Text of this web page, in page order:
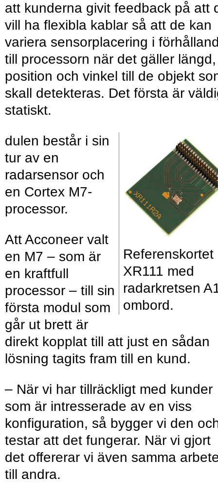
att kunderna givit feedback på att
vill ha flexibla kablar så att de kan
variera sensorplacering i
till processorn när det gäller längd,
position och vinkel till de objekt
skall detekteras. Det första är
statiskt.
Referenskortet
XR111 med
radarkretsen
ombord.
dulen består i sin
tur av en
radarsensor och
en Cortex M7-
processor.
Att Acconeer valt
en M7 – som är
en kraftfull
processor – till sin
första modul som
går ut brett är
direkt kopplat till att just en sådan
lösning tagits fram till en kund.
– När vi har tillräckligt med kunder
som är intresserade av en viss
konfiguration, så bygger vi den
testar att det fungerar. När vi gjort
det offererar vi även samma
till andra.